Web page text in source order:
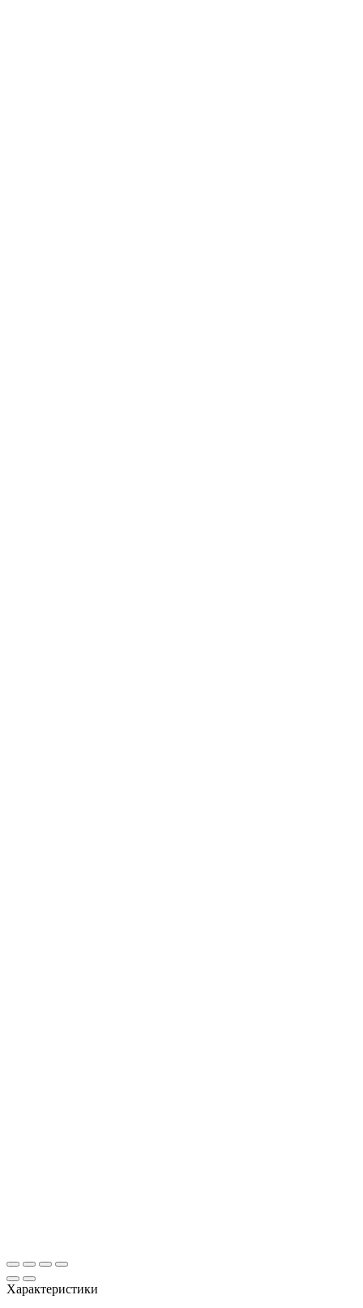
Характеристики